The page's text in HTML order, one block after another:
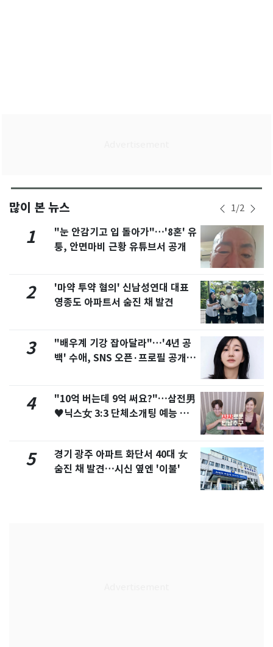
많이 본 뉴스 1/2
1
"눈 안감기고 입 돌아가"…'8혼' 유
퉁, 안면마비 근황 유튜브서 공개
2
'마약 투약 혐의' 신남성연대 대표
영종도 아파트서 숨진 채 발견
3
"배우계 기강 잡아달라"…'4년 공
백' 수애, SNS 오픈·프로필 공개
4
"10억 버는데 9억 써요?"…삼전男
♥닉스女 3:3 단체소개팅 예능 화
5
경기 광주 아파트 화단서 40대 女
숨진 채 발견…시신 옆엔 '이불'